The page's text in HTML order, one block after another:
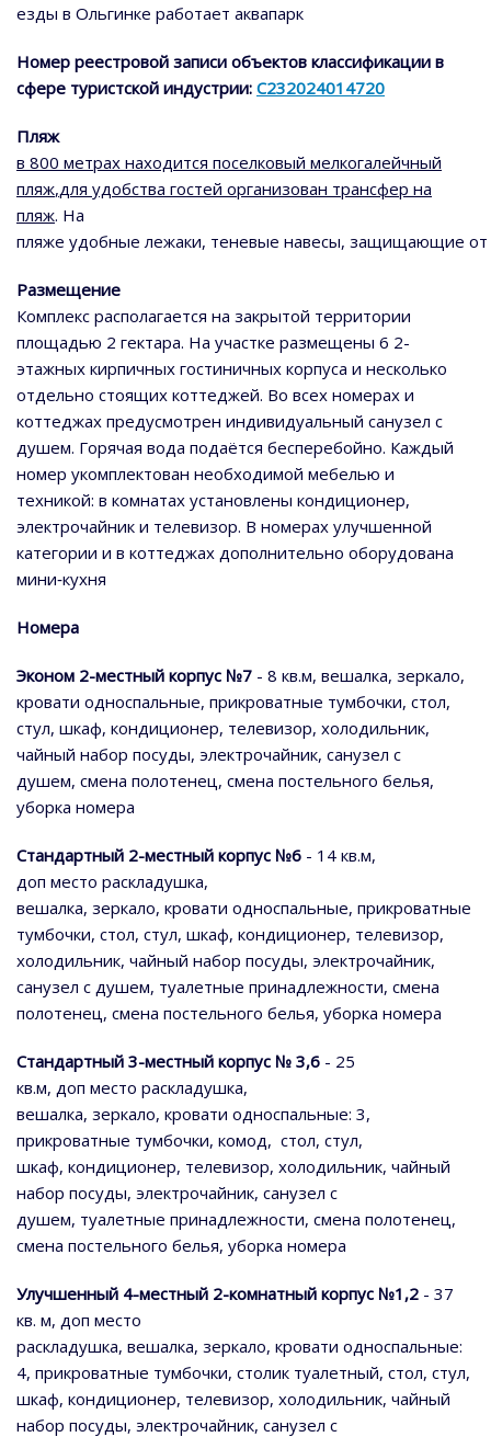
езды в Ольгинке работает аквапарк
Номер реестровой записи объектов классификации в
сфере туристской индустрии: С232024014720
Пляж
в 800 метрах находится поселковый мелкогалейчный
пляж,для удобства гостей организован трансфер на
пляж. На
пляже удобные лежаки, теневые навесы, защищающие от
Размещение
Комплекс располагается на закрытой территории
площадью 2 гектара. На участке размещены 6 2-
этажных кирпичных гостиничных корпуса и несколько
отдельно стоящих коттеджей. Во всех номерах и
коттеджах предусмотрен индивидуальный санузел с
душем. Горячая вода подаётся бесперебойно. Каждый
номер укомплектован необходимой мебелью и
техникой: в комнатах установлены кондиционер,
электрочайник и телевизор. В номерах улучшенной
категории и в коттеджах дополнительно оборудована
мини‑кухня
Номера
Эконом 2-местный корпус №7 - 8 кв.м, вешалка, зеркало,
кровати односпальные, прикроватные тумбочки, стол,
стул, шкаф, кондиционер, телевизор, холодильник,
чайный набор посуды, электрочайник, санузел с
душем, смена полотенец, смена постельного белья,
уборка номера
Стандартный 2-местный корпус №6 - 14 кв.м,
доп место раскладушка,
вешалка, зеркало, кровати односпальные, прикроватные
тумбочки, стол, стул, шкаф, кондиционер, телевизор,
холодильник, чайный набор посуды, электрочайник,
санузел с душем, туалетные принадлежности, смена
полотенец, смена постельного белья, уборка номера
Стандартный 3-местный корпус № 3,6 - 25
кв.м, доп место раскладушка,
вешалка, зеркало, кровати односпальные: 3,
прикроватные тумбочки, комод, стол, стул,
шкаф, кондиционер, телевизор, холодильник, чайный
набор посуды, электрочайник, санузел с
душем, туалетные принадлежности, смена полотенец,
смена постельного белья, уборка номера
Улучшенный 4-местный 2-комнатный корпус №1,2 - 37
кв. м, доп место
раскладушка, вешалка, зеркало, кровати односпальные:
4, прикроватные тумбочки, столик туалетный, стол, стул,
шкаф, кондиционер, телевизор, холодильник, чайный
набор посуды, электрочайник, санузел с